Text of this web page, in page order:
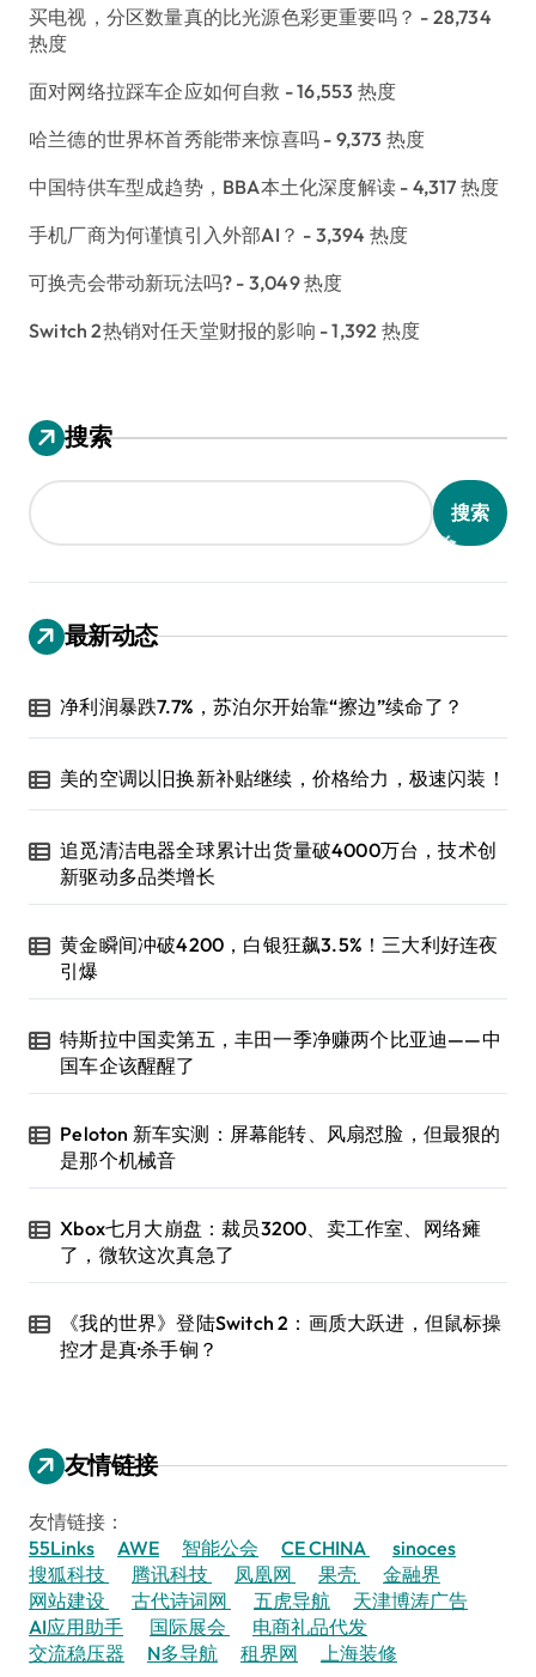
买电视，分区数量真的比光源色彩更重要吗？ - 28,734
热度
面对网络拉踩车企应如何自救 - 16,553 热度
哈兰德的世界杯首秀能带来惊喜吗 - 9,373 热度
中国特供车型成趋势，BBA本土化深度解读 - 4,317 热度
手机厂商为何谨慎引入外部AI？ - 3,394 热度
可换壳会带动新玩法吗? - 3,049 热度
Switch 2热销对任天堂财报的影响 - 1,392 热度
搜索
搜索
最新动态
净利润暴跌7.7%，苏泊尔开始靠“擦边”续命了？
美的空调以旧换新补贴继续，价格给力，极速闪装！
追觅清洁电器全球累计出货量破4000万台，技术创
新驱动多品类增长
黄金瞬间冲破4200，白银狂飙3.5%！三大利好连夜
引爆
特斯拉中国卖第五，丰田一季净赚两个比亚迪——中
国车企该醒醒了
Peloton 新车实测：屏幕能转、风扇怼脸，但最狠的
是那个机械音
Xbox七月大崩盘：裁员3200、卖工作室、网络瘫
了，微软这次真急了
《我的世界》登陆Switch 2：画质大跃进，但鼠标操
控才是真·杀手锏？
友情链接
友情链接：
55Links
AWE 智能公会 CE CHINA
sinoces
搜狐科技
腾讯科技 凤凰网 果壳
金融界
网站建设
古代诗词网 五虎导航
天津博涛广告
AI应用助手
国际展会
电商礼品代发
交流稳压器
N多导航 租界网 上海装修